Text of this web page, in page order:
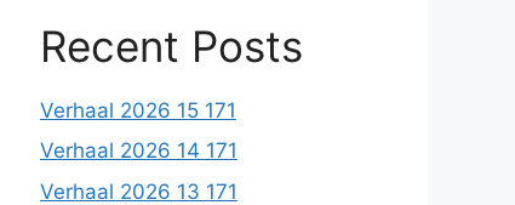
Recent Posts
Verhaal 2026 15 171
Verhaal 2026 14 171
Verhaal 2026 13 171